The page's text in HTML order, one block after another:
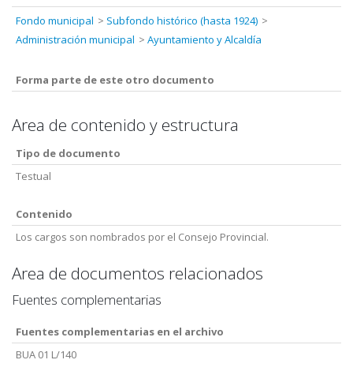
Fondo municipal
Subfondo histórico (hasta 1924)
Administración municipal
Ayuntamiento y Alcaldía
Forma parte de este otro documento
Area de contenido y estructura
Tipo de documento
Testual
Contenido
Los cargos son nombrados por el Consejo Provincial.
Area de documentos relacionados
Fuentes complementarias
Fuentes complementarias en el archivo
BUA 01 L/140